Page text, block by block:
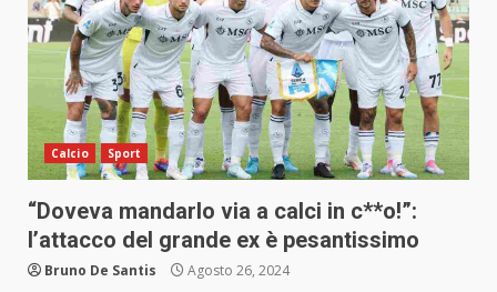
Calcio Sport
“Doveva mandarlo via a calci in c**o!”:
l’attacco del grande ex è pesantissimo
Bruno De Santis Agosto 26, 2024